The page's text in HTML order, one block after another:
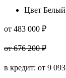
Цвет Белый
от 483 000 ₽
от 676 200 ₽
в кредит: от 9 093